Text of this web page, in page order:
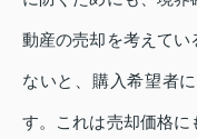
動産の売却を考えてい
ないと、購入希望者
す。これは売却価格に